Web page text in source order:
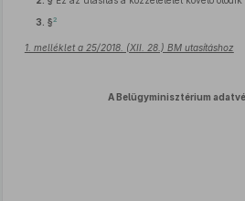
3. §2
1. melléklet a 25/2018. (XII. 28.) BM utasításhoz
A Belügyminisztérium